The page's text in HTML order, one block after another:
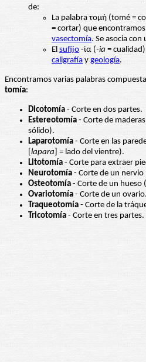
de:
La palabra τομή (tomé =
= cortar) que
vasectomía. Se asocia con
El sufijo -ία (-ia =
caligrafía y geología.
Encontramos varias palabras
tomía:
Dicotomía - Corte en dos partes.
Estereotomía - Corte de
sólido).
Laparotomía - Corte en las
lapara ] = lado del vientre).
Litotomía - Corte para extraer
Neurotomía - Corte de un nervio
Osteotomía - Corte de un hueso
Ovariotomía - Corte de un ovario.
Traqueotomía - Corte de la
Tricotomía - Corte en tres partes.